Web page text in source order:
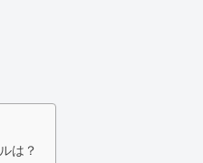
は？